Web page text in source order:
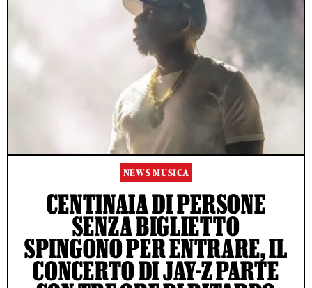
NEWS MUSICA
CENTINAIA DI PERSONE
SENZA BIGLIETTO
SPINGONO PER ENTRARE, IL
CONCERTO DI JAY-Z PARTE